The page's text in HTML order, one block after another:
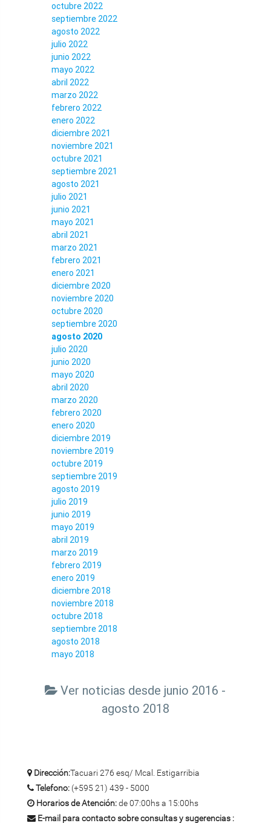
octubre 2022
septiembre 2022
agosto 2022
julio 2022
junio 2022
mayo 2022
abril 2022
marzo 2022
febrero 2022
enero 2022
diciembre 2021
noviembre 2021
octubre 2021
septiembre 2021
agosto 2021
julio 2021
junio 2021
mayo 2021
abril 2021
marzo 2021
febrero 2021
enero 2021
diciembre 2020
noviembre 2020
octubre 2020
septiembre 2020
agosto 2020
julio 2020
junio 2020
mayo 2020
abril 2020
marzo 2020
febrero 2020
enero 2020
diciembre 2019
noviembre 2019
octubre 2019
septiembre 2019
agosto 2019
julio 2019
junio 2019
mayo 2019
abril 2019
marzo 2019
febrero 2019
enero 2019
diciembre 2018
noviembre 2018
octubre 2018
septiembre 2018
agosto 2018
mayo 2018
Ver noticias desde junio 2016 -
agosto 2018
Dirección:Tacuari 276 esq/ Mcal. Estigarribia
Telefono:(+595 21) 439 - 5000
Horarios de Atención:de 07:00hs a 15:00hs
E-mail para contacto sobre consultas y sugerencias :